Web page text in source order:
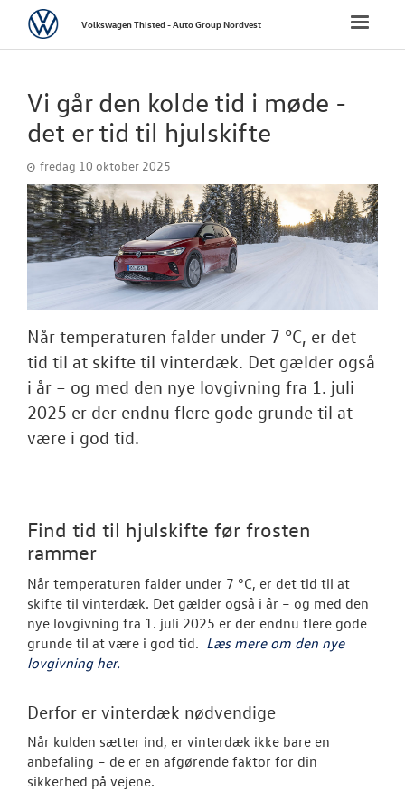
BRUGTE BILER
VÆRKSTED
TILBEHØR
RESERVEDELE
NYHEDER
Toggle
VolkswagenVolkswagen Thisted - Auto Group Nordvest
Vi går den kolde tid i møde -
det er tid til hjulskifte
fredag 10 oktober 2025
Når temperaturen falder under 7 °C, er det
tid til at skifte til vinterdæk. Det gælder også
i år – og med den nye lovgivning fra 1. juli
2025 er der endnu flere gode grunde til at
være i god tid.
Find tid til hjulskifte før frosten
rammer
Når temperaturen falder under 7 °C, er det tid til at
skifte til vinterdæk. Det gælder også i år – og med den
nye lovgivning fra 1. juli 2025 er der endnu flere gode
grunde til at være i god tid. Læs mere om den nye
lovgivning her.
Derfor er vinterdæk nødvendige
Når kulden sætter ind, er vinterdæk ikke bare en
anbefaling – de er en afgørende faktor for din
sikkerhed på vejene.